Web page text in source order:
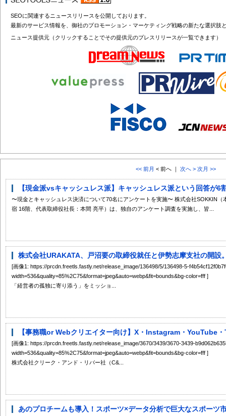
SEOに関連するニュースリリースを公開しております。
最新のサービス情報を、御社のプロモーション・マーケティング戦略の新たな選択肢
ニュース提供元（クリックすることでその提供元のプレスリリースが一覧できます）
<< 前月 < 前へ ｜ 次へ > 次月 >>
【現金派vsキャッシュレス派】キャッシュレス派という回答が6
〜現金とキャッシュレス決済について70名にアンケートを実施〜 株式会社SOKKIN
宿 16階、代表取締役社長：本間 亮平）は、独自のアンケート調査を実施し、皆...
株式会社URAKATA、戸沼要の取締役就任と伊勢志摩支社の開
[画像1: https://prcdn.freetls.fastly.net/release_image/136498/5/136498-5-
width=536&quality=85%2C75&format=jpeg&auto=webp&fit=bounds&bg-color=fff ]
「経営者の孤独に寄り添う」をミッショ...
【事務職or Webクリエイター向け】X・Instagram・YouTube
[画像1: https://prcdn.freetls.fastly.net/release_image/3670/3439/3670-3439-
width=536&quality=85%2C75&format=jpeg&auto=webp&fit=bounds&bg-color=fff ]
株式会社クリーク・アンド・リバー社（C&...
あのプロチームも導入！スポーツ×データ分析で巨大なスポーツ